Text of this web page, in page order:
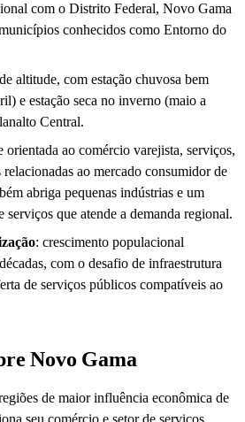
com o Distrito Federal, Novo Gama
conhecidos como Entorno do
altitude, com estação chuvosa bem
e estação seca no inverno (maio a
Central.
orientada ao comércio varejista, serviços,
ao mercado consumidor de
abriga pequenas indústrias e um
serviços que atende a demanda regional.
: crescimento populacional
com o desafio de infraestrutura
de serviços públicos compatíveis ao
Novo Gama
de maior influência econômica de